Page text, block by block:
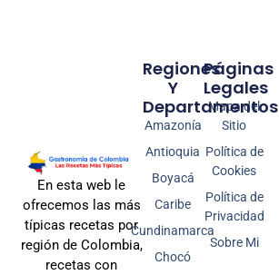
En esta web le
ofrecemos las más
típicas recetas por
región de Colombia,
recetas con
Páginas
Legales
Mapa del
Sitio
Política de
Cookies
Política de
Privacidad
Sobre Mi
Regiones
Y
Departamentos
Amazonía
Antioquia
Boyacá
Caribe
Cundinamarca
Chocó